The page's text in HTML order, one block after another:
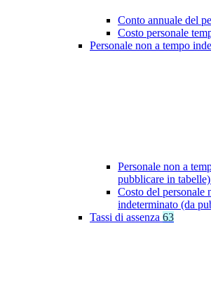
Conto annuale del
Costo personale
Personale non a tempo
Personale non a
pubblicare in tabelle)
Costo del personale
indeterminato (da
Tassi di assenza 63